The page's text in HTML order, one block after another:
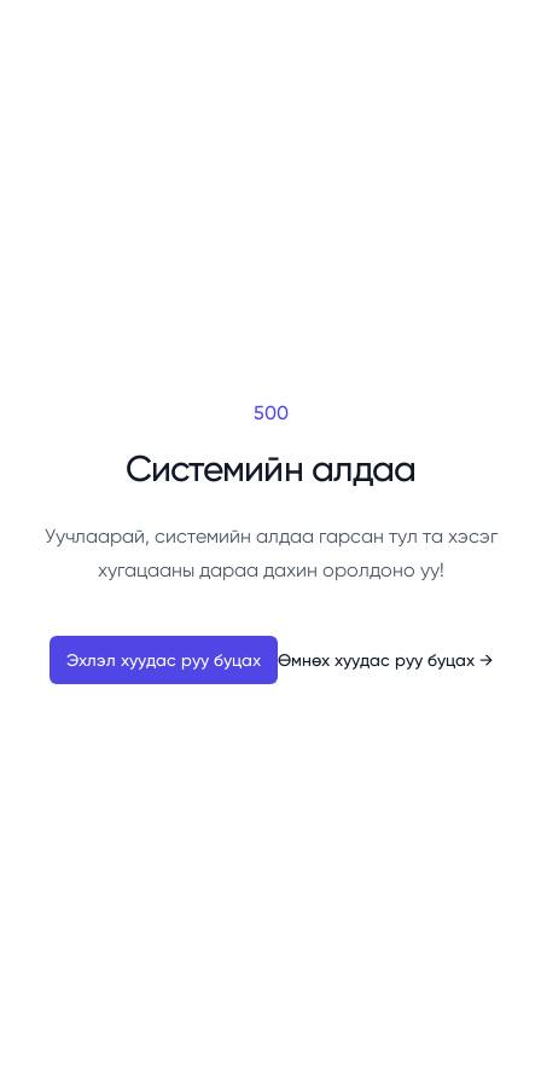
500
Системийн алдаа
Уучлаарай, системийн алдаа гарсан тул та хэсэг
хугацааны дараа дахин оролдоно уу!
Эхлэл хуудас руу буцах Өмнөх хуудас руу буцах →